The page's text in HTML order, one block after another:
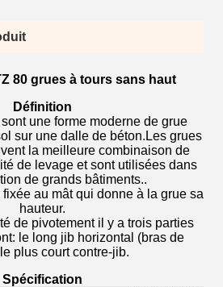
80 grues à tours sans haut
Définition
une forme moderne de grue
sur une dalle de béton.Les grues
la meilleure combinaison de
de levage et sont utilisées dans
de grands bâtiments..
au mât qui donne à la grue sa
hauteur.
de pivotement il y a trois parties
le long jib horizontal (bras de
plus court contre-jib.
Spécification